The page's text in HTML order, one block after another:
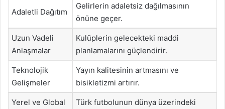
Adaletli Dağıtım
Gelirlerin adaletsiz dağılmasının
önüne geçer.
Uzun Vadeli
Anlaşmalar
Kulüplerin gelecekteki maddi
planlamalarını güçlendirir.
Teknolojik
Gelişmeler
Yayın kalitesinin artmasını ve
bisikletizmi artırır.
Yerel ve Global
Türk futbolunun dünya üzerindeki